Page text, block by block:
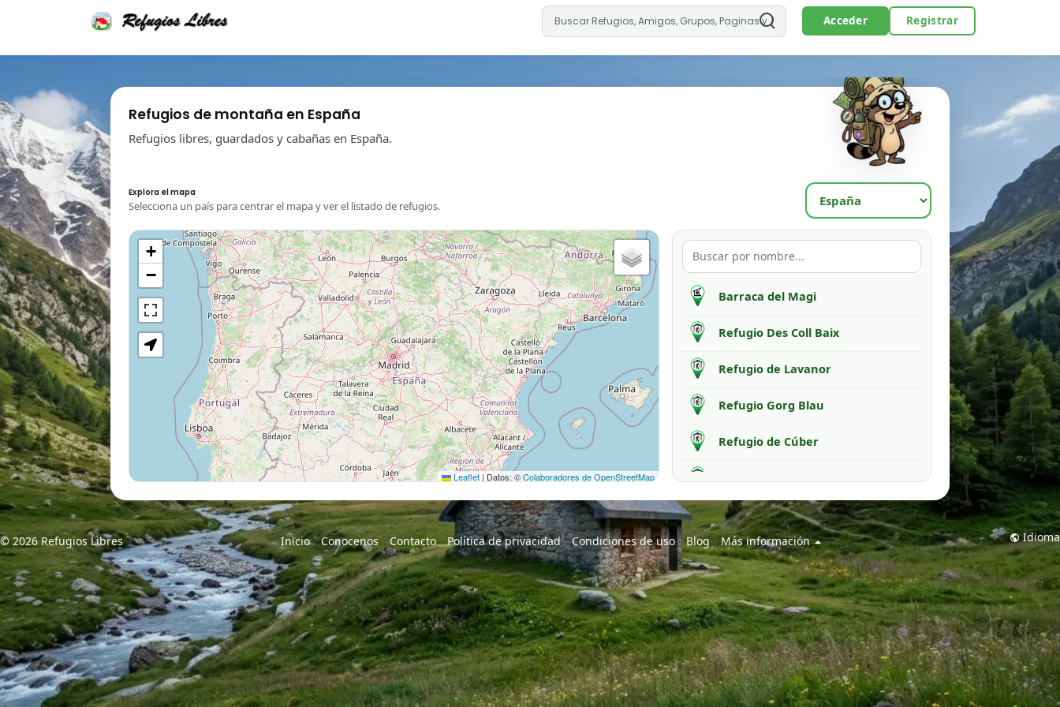
Acceder Registrar
Refugios de montaña en España
Refugios libres, guardados y cabañas en España.
Explora el mapa
Selecciona un país para centrar el mapa y ver el listado de refugios.
+
−
Leaflet | Datos: ©Colaboradores de OpenStreetMap
Barraca del Magi
Refugio Des Coll Baix
Refugio de Lavanor
Refugio Gorg Blau
Refugio de Cúber
Boal de ses Serveres
Refugio Ayosa
Refugio Punta de los Roques
Refugio el Pilar
Refugio ermita Sant Salvador
Casa del Comandante
© 2026 Refugios Libres Inicio Conocenos Contacto Política de privacidad Condiciones de uso Blog Más información Idioma